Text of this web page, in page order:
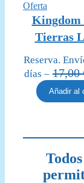
Oferta
en
oferta
Kingdom
Tierras
Reserva.
días – 17,00
Añadir al